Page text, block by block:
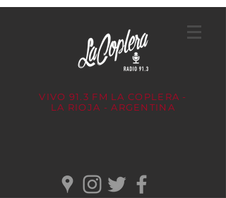
VIVO 91.3 FM LA COPLERA -
LA RIOJA - ARGENTINA